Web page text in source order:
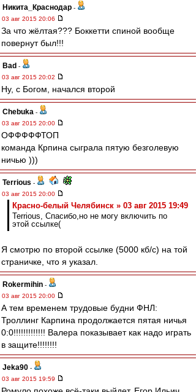
Никита_Краснодар -
03 авг 2015 20:06
За что жёлтая??? Боккетти спиной вообще
повернут был!!!
Bad -
03 авг 2015 20:02
Ну, с Богом, начался второй
Chebuka -
03 авг 2015 20:00
ОФФФФФТОП
команда Крпина сыграла пятую безголевую
ничью )))
Terrious -
03 авг 2015 20:00
Красно-белый Челябинск » 03 авг 2015 19:49
Terrious, Спасибо,но не могу включить по
этой ссылке(
Я смотрю по второй ссылке (5000 кб/с) на той
страничке, что я указал.
Rokermihin -
03 авг 2015 20:00
А тем временем трудовые будни ФНЛ:
Троллинг Карпина продолжается пятая ничья
0:0!!!!!!!!!!!!! Валера показывает как надо играть
в защите!!!!!!!!
Jeka90 -
03 авг 2015 19:59